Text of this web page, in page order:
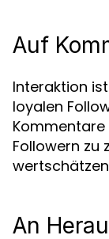
Auf
Interaktion
loyalen
Kommentare
Followern zu
An